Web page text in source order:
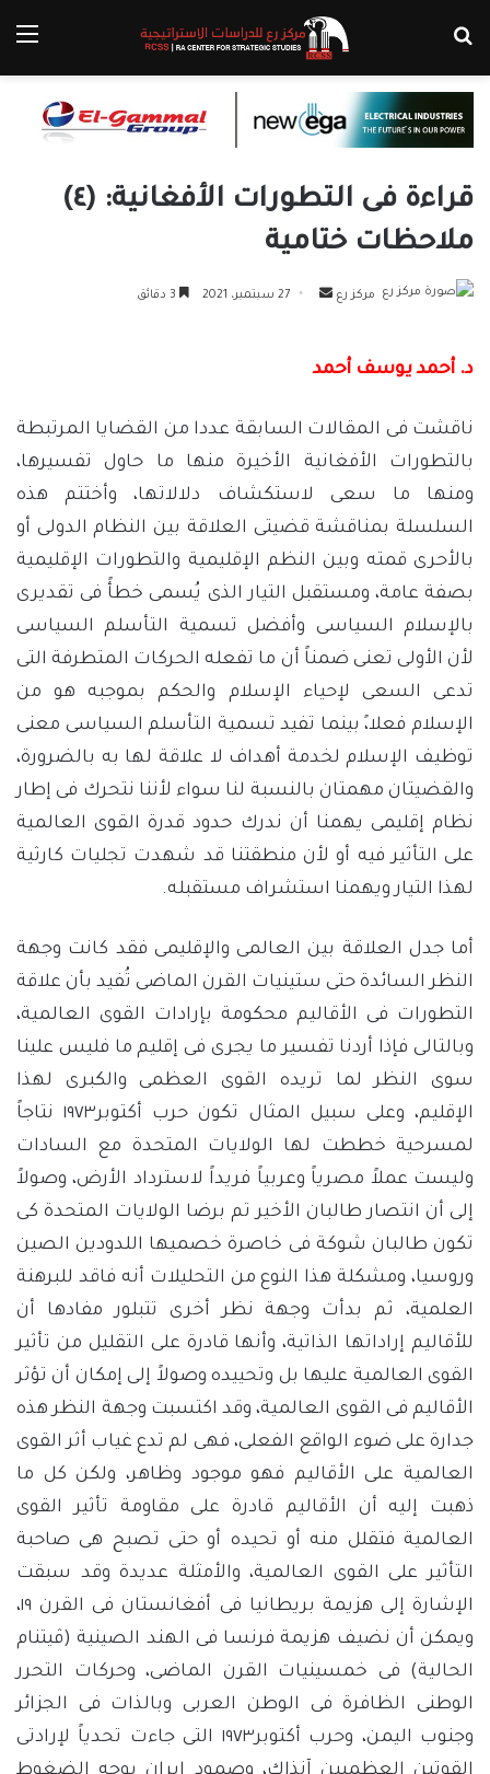
قراءة فى التطورات الأفغانية: (٤)
ملاحظات ختامية
مركز رع
أرسل 27 سبتمبر، 2021
د. أحمد يوسف أحمد
ناقشت فى المقالات السابقة عددا من القضايا المرتبطة
بالتطورات الأفغانية الأخيرة منها ما حاول تفسيرها،
ومنها ما سعى لاستكشاف دلالاتها، وأختتم هذه
السلسلة بمناقشة قضيتى العلاقة بين النظام الدولى أو
بالأحرى قمته وبين النظم الإقليمية والتطورات الإقليمية
بصفة عامة، ومستقبل التيار الذى يُسمى خطأً فى تقديرى
بالإسلام السياسى وأفضل تسمية التأسلم السياسى
لأن الأولى تعنى ضمناً أن ما تفعله الحركات المتطرفة التى
تدعى السعى لإحياء الإسلام والحكم بموجبه هو من
الإسلام فعلا،ً بينما تفيد تسمية التأسلم السياسى معنى
توظيف الإسلام لخدمة أهداف لا علاقة لها به بالضرورة،
والقضيتان مهمتان بالنسبة لنا سواء لأننا نتحرك فى إطار
نظام إقليمى يهمنا أن ندرك حدود قدرة القوى العالمية
على التأثير فيه أو لأن منطقتنا قد شهدت تجليات كارثية
لهذا التيار ويهمنا استشراف مستقبله.
أما جدل العلاقة بين العالمى والإقليمى فقد كانت وجهة
النظر السائدة حتى ستينيات القرن الماضى تُفيد بأن علاقة
التطورات فى الأقاليم محكومة بإرادات القوى العالمية،
وبالتالى فإذا أردنا تفسير ما يجرى فى إقليم ما فليس علينا
سوى النظر لما تريده القوى العظمى والكبرى لهذا
الإقليم، وعلى سبيل المثال تكون حرب أكتوبر١٩٧٣ نتاجاً
لمسرحية خططت لها الولايات المتحدة مع السادات
وليست عملاً مصرياً وعربياً فريداً لاسترداد الأرض، وصولاً
إلى أن انتصار طالبان الأخير تم برضا الولايات المتحدة كى
تكون طالبان شوكة فى خاصرة خصميها اللدودين الصين
وروسيا، ومشكلة هذا النوع من التحليلات أنه فاقد للبرهنة
العلمية، ثم بدأت وجهة نظر أخرى تتبلور مفادها أن
للأقاليم إراداتها الذاتية، وأنها قادرة على التقليل من تأثير
القوى العالمية عليها بل وتحييده وصولاً إلى إمكان أن تؤثر
الأقاليم فى القوى العالمية، وقد اكتسبت وجهة النظر هذه
جدارة على ضوء الواقع الفعلى، فهى لم تدع غياب أثر القوى
العالمية على الأقاليم فهو موجود وظاهر، ولكن كل ما
ذهبت إليه أن الأقاليم قادرة على مقاومة تأثير القوى
العالمية فتقلل منه أو تحيده أو حتى تصبح هى صاحبة
التأثير على القوى العالمية، والأمثلة عديدة وقد سبقت
الإشارة إلى هزيمة بريطانيا فى أفغانستان فى القرن ١٩،
ويمكن أن نضيف هزيمة فرنسا فى الهند الصينية (ڤيتنام
الحالية) فى خمسينيات القرن الماضى، وحركات التحرر
الوطنى الظافرة فى الوطن العربى وبالذات فى الجزائر
وجنوب اليمن، وحرب أكتوبر١٩٧٣ التى جاءت تحدياً لإرادتى